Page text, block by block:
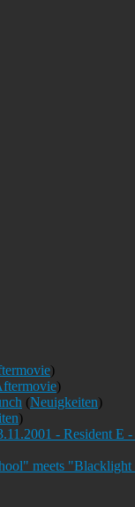
)
)
(Neuigkeiten)
)
- Resident E
meets